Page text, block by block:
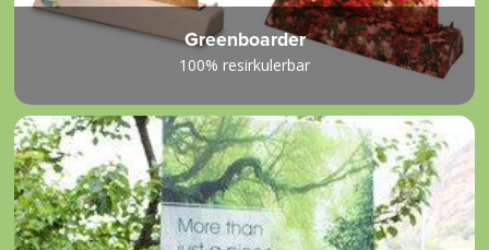
Greenboarder
100% resirkulerbar